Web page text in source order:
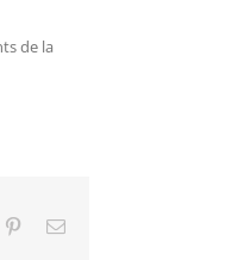
de la
PinterestEmail